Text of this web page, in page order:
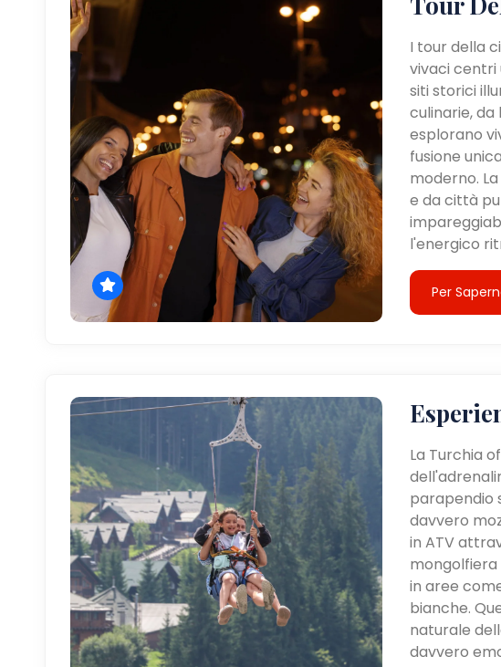
I tour della
vivaci centri
siti storici
culinarie,
esplorano
fusione
moderno.
e da città
l'energico
Per
La Turchia
parapendio
davvero
in ATV
in aree
bianche.
naturale
davvero